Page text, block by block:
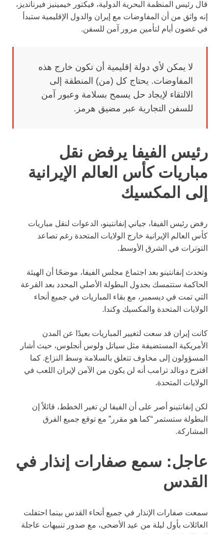
قال رئيس المنظمة البحرية الدولية، فيكتور خيمينيز فيرنانديز،
إنه واثق من أن المفاوضات مع إيران والدول الإقليمية ستبدأ
في غضون أيام لتأمين مرور آمن للسفن.
لا يمكن لأي دولة إقليمية أن تكون خارج هذه
المفاوضات. يحتاج كل (من) المنطقة إلى
الالتقاء لإيجاد حل يسمح بسلامة وعبور آمن
للسفن التجارية عبر مضيق هرمز.
رئيس الفيفا يرفض نقل
مباريات كأس العالم الإيرانية
إلى المكسيك
رفض رئيس الفيفا، جياني إنفانتينو، الدعوات لنقل مباريات
كأس العالم الإيرانية خارج الولايات المتحدة رغم تصاعد
التوترات في الشرق الأوسط.
وتحدث إنفانتينو بعد اجتماع مجلس الفيفا، موضحًا أن الهيئة
الحاكمة ستتمسك بجدول البطولة الأصلي المحدد بعد القرعة
التي تمت في ديسمبر، مع بقاء المباريات في جميع أنحاء
الولايات المتحدة والمكسيك وكندا.
كانت إيران قد سعت لتغيير المباريات بعيدًا عن المدن
الأمريكية المستضيفة مثل سياتل ولوس أنجلوس، حيث أشار
المسؤولون إلى مخاوف تتعلق بالسلامة وسط النزاع. كما
اقترح دونالد ترامب أنه لن يكون من الآمن لإيران اللعب في
الولايات المتحدة.
لكن إنفانتينو أصر على أن الفيفا لن تغير الخطط، قائلاً إن
البطولة ستستمر “كما هو مقرر” مع توقع جميع الفرق
المشاركة.
عاجل: سمع صفارات إنذار في
القدس
سمعت صفارات الإنذار في جميع أنحاء القدس بينما احتفلت
العائلات بأول ليلة من عيد الأضحى، مع صدور تنبيهات عاجلة